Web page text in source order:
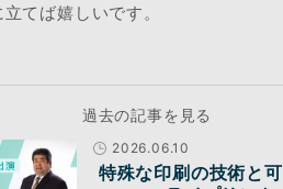
てば嬉しいです。
過去の記事を見る
2026.06.10
特殊な印刷の技術と